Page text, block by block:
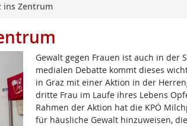
ins Zentrum
Gewalt gegen Frauen ist auch in der
medialen Debatte kommt dieses
in Graz mit einer Aktion in der
dritte Frau im Laufe ihres Lebens
Rahmen der Aktion hat die KPÖ
für häusliche Gewalt hinzuweisen,